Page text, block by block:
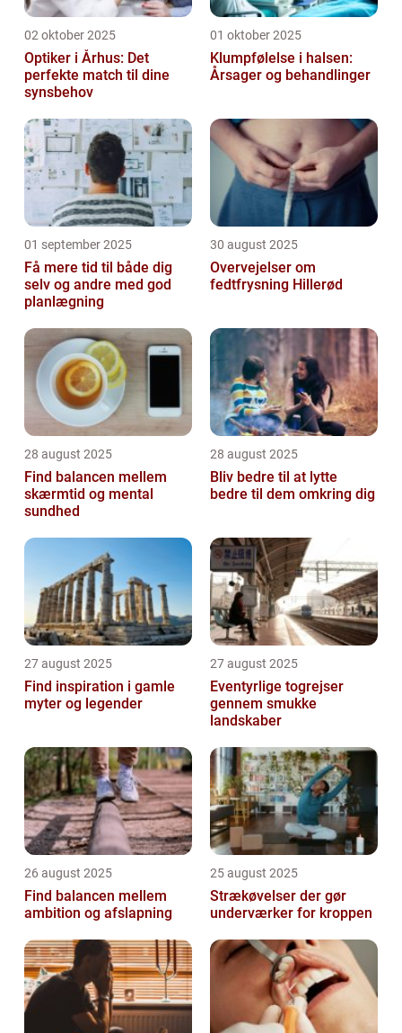
02 oktober 2025
Optiker i Århus: Det
perfekte match til dine
synsbehov
01 oktober 2025
Klumpfølelse i halsen:
Årsager og behandlinger
01 september 2025
Få mere tid til både dig
selv og andre med god
planlægning
30 august 2025
Overvejelser om
fedtfrysning Hillerød
28 august 2025
Find balancen mellem
skærmtid og mental
sundhed
28 august 2025
Bliv bedre til at lytte
bedre til dem omkring dig
27 august 2025
Find inspiration i gamle
myter og legender
27 august 2025
Eventyrlige togrejser
gennem smukke
landskaber
26 august 2025
Find balancen mellem
ambition og afslapning
25 august 2025
Strækøvelser der gør
underværker for kroppen